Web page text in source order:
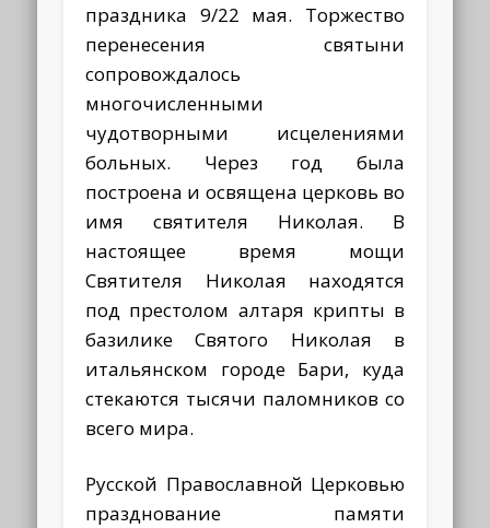
праздника 9/22 мая. Торжество
перенесения святыни
сопровождалось
многочисленными
чудотворными исцелениями
больных. Через год была
построена и освящена церковь во
имя святителя Николая. В
настоящее время мощи
Святителя Николая находятся
под престолом алтаря крипты в
базилике Святого Николая в
итальянском городе Бари, куда
стекаются тысячи паломников со
всего мира.
Русской Православной Церковью
празднование памяти